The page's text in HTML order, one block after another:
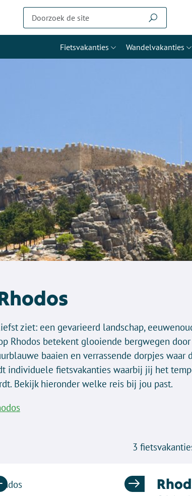
Fietsvakanties Wandelvakanties
ziet: een gevarieerd landschap,
Rhodos betekent glooiende bergwegen door
baaien en verrassende dorpjes waar
individuele fietsvakanties waarbij jij het
Bekijk hieronder welke reis bij jou past.
3
Next